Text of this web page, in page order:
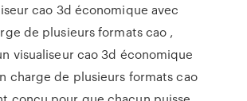
cao 3d économique avec
de plusieurs formats cao ,
visualiseur cao 3d économique
charge de plusieurs formats cao